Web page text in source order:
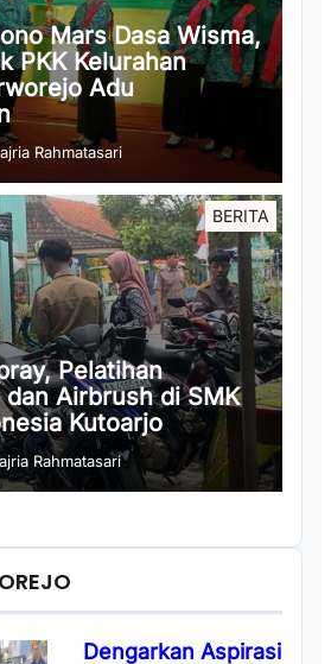
Mars Dasa Wisma,
PKK Kelurahan
Adu
Rahmatasari
BERITA
Pelatihan
dan Airbrush di SMK
Kutoarjo
Rahmatasari
Dengarkan Aspirasi